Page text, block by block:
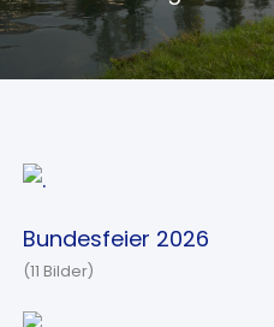
Bundesfeier 2026
(11 Bilder)